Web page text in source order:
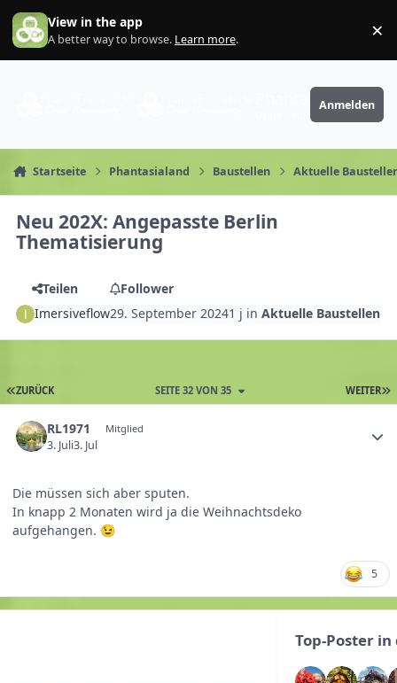
Zum Inhalt springen
View in the app
A better way to browse. Learn more. ×
PhantaFriends.de
Anmelden
Startseite Phantasialand Baustellen Aktuelle
Neu 202X: Angepasste Berlin
Thematisierung
Teilen
Follower
Imersiveflow29. September 20241 j inAktuelle Baustellen
ZURÜCK WEITER
SEITE 32 VON 35
RL1971 Mitglied
3. Juli3. Jul
Die müssen sich aber sputen.
In knapp 2 Monaten wird ja die Weihnachtsdeko
aufgehangen. 😉
5
Top-Poster